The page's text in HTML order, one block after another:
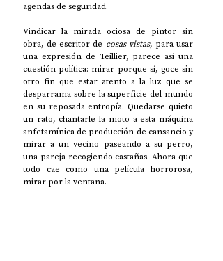
agendas de seguridad.
Vindicar la mirada ociosa de pintor sin
obra, de escritor de cosas vistas, para usar
una expresión de Teillier, parece así una
cuestión política: mirar porque sí, goce sin
otro fin que estar atento a la luz que se
desparrama sobre la superficie del mundo
en su reposada entropía. Quedarse quieto
un rato, chantarle la moto a esta máquina
anfetamínica de producción de cansancio y
mirar a un vecino paseando a su perro,
una pareja recogiendo castañas. Ahora que
todo cae como una película horrorosa,
mirar por la ventana.